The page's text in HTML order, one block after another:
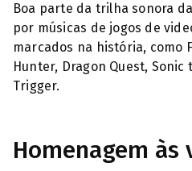
Boa parte da trilha sonora
por músicas de jogos de
marcados na história, como
Hunter, Dragon Quest,
Trigger.
Homenagem às